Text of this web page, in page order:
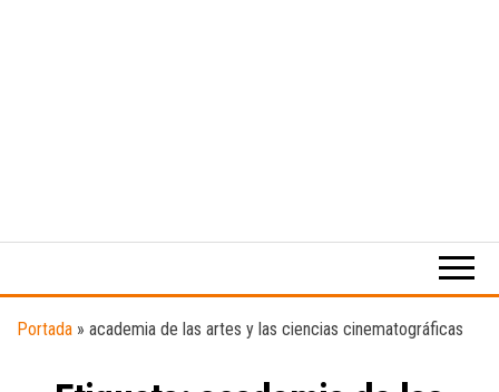
digital
el
música.
Portada » academia de las artes y las ciencias cinematográficas